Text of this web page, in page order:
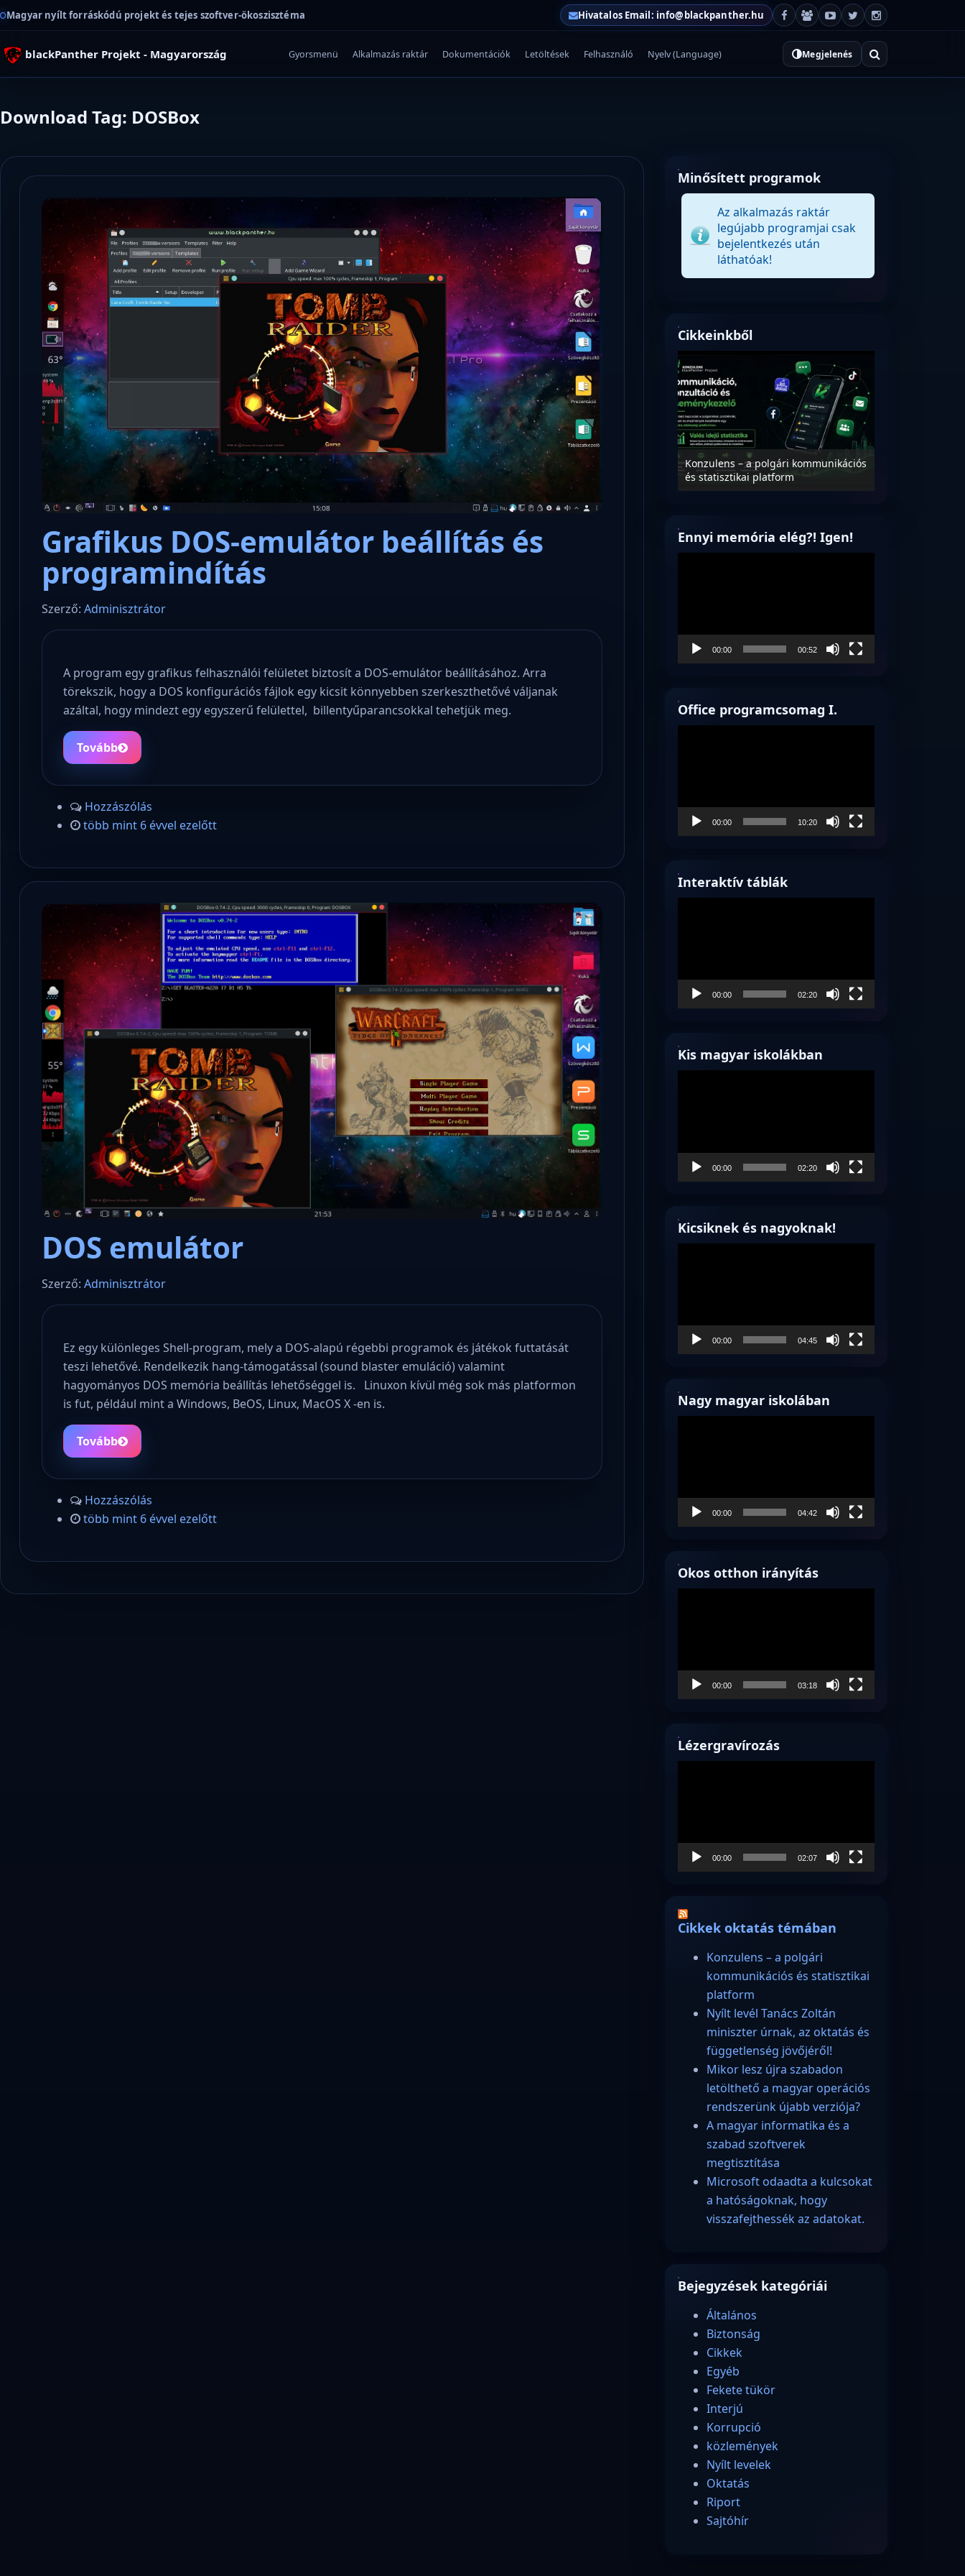
Magyar nyílt forráskódú projekt és tejes szoftver-ökoszisztéma Hivatalos Email: info@blackpanther.hu
blackPanther Projekt - Magyarország Gyorsmenü Alkalmazás raktár Dokumentációk Letöltések Felhasználó Nyelv (Language) Megjelenés
Download Tag: DOSBox
Grafikus DOS-emulátor beállítás és
programindítás
Szerző: Adminisztrátor
A program egy grafikus felhasználói felületet biztosít a DOS-emulátor beállításához. Arra
törekszik, hogy a DOS konfigurációs fájlok egy kicsit könnyebben szerkeszthetővé váljanak
azáltal, hogy mindezt egy egyszerű felülettel, billentyűparancsokkal tehetjük meg.
Tovább
Hozzászólás
több mint 6 évvel ezelőtt
DOS emulátor
Szerző: Adminisztrátor
Ez egy különleges Shell-program, mely a DOS-alapú régebbi programok és játékok futtatását
teszi lehetővé. Rendelkezik hang-támogatással (sound blaster emuláció) valamint
hagyományos DOS memória beállítás lehetőséggel is. Linuxon kívül még sok más platformon
is fut, például mint a Windows, BeOS, Linux, MacOS X -en is.
Tovább
Hozzászólás
több mint 6 évvel ezelőtt
Minősített programok
Az alkalmazás raktár
legújabb programjai csak
bejelentkezés után
láthatóak!
Cikkeinkből
Microsoft odaadta a kulcsokat a
hatóságoknak, hogy visszafejthessék
az adatokat.
Konzulens – a polgári kommunikációs
és statisztikai platform
Ennyi memória elég?! Igen!
00:00 00:52
Office programcsomag I.
00:00 10:20
Interaktív táblák
00:00 02:20
Kis magyar iskolákban
00:00 02:20
Kicsiknek és nagyoknak!
00:00 04:45
Nagy magyar iskolában
00:00 04:42
Okos otthon irányítás
00:00 03:18
Lézergravírozás
00:00 02:07
Cikkek oktatás témában
Konzulens – a polgári
kommunikációs és statisztikai
platform
Nyílt levél Tanács Zoltán
miniszter úrnak, az oktatás és
függetlenség jövőjéről!
Mikor lesz újra szabadon
letölthető a magyar operációs
rendszerünk újabb verziója?
A magyar informatika és a
szabad szoftverek
megtisztítása
Microsoft odaadta a kulcsokat
a hatóságoknak, hogy
visszafejthessék az adatokat.
Bejegyzések kategóriái
Általános
Biztonság
Cikkek
Egyéb
Fekete tükör
Interjú
Korrupció
közlemények
Nyílt levelek
Oktatás
Riport
Sajtóhír